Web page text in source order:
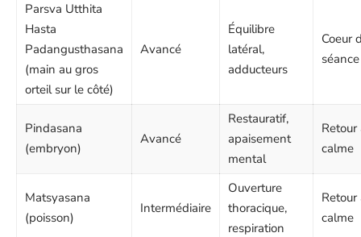
Parsva Utthita
Hasta
Padangusthasana
(main au gros
orteil sur le côté)
Avancé
Équilibre
latéral,
adducteurs
Coeur
séance
Pindasana
(embryon)
Avancé
Restauratif,
apaisement
mental
Retour
calme
Matsyasana
(poisson)
Intermédiaire
Ouverture
thoracique,
respiration
Retour
calme